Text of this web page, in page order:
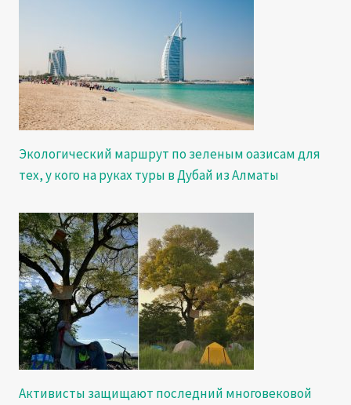
Экологический маршрут по зеленым оазисам для
тех, у кого на руках туры в Дубай из Алматы
Активисты защищают последний многовековой